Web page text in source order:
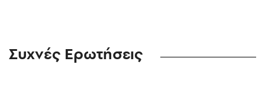
Συχνές Ερωτήσεις